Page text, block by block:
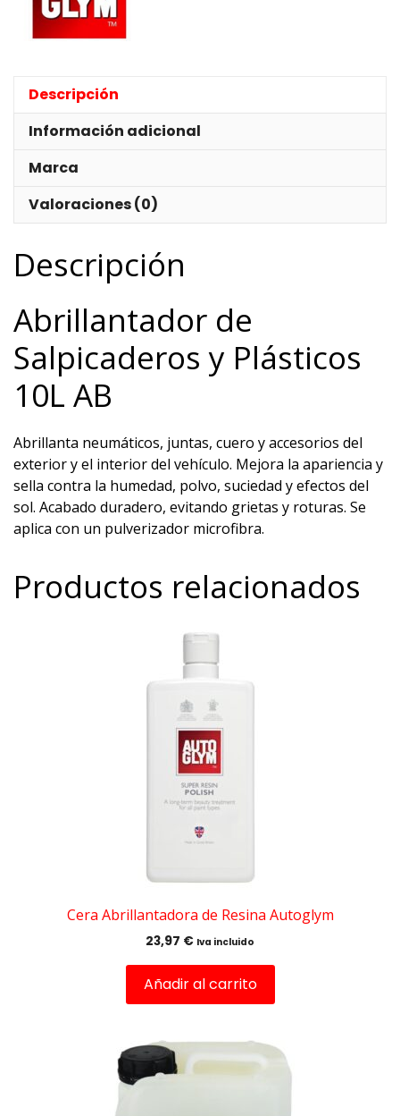
Descripción
Información adicional
Marca
Valoraciones (0)
Descripción
Abrillantador de
Salpicaderos y Plásticos
10L AB
Abrillanta neumáticos, juntas, cuero y accesorios del
exterior y el interior del vehículo. Mejora la apariencia y
sella contra la humedad, polvo, suciedad y efectos del
sol. Acabado duradero, evitando grietas y roturas. Se
aplica con un pulverizador microfibra.
Productos relacionados
Cera Abrillantadora de Resina Autoglym
23,97 € Iva incluido
Añadir al carrito